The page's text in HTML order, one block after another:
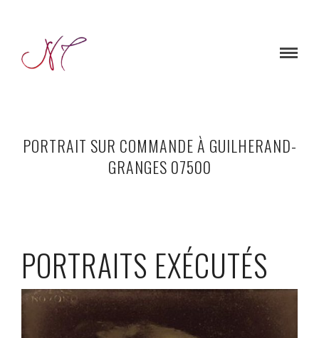
PORTRAIT SUR COMMANDE À GUILHERAND-
GRANGES 07500
PORTRAITS EXÉCUTÉS